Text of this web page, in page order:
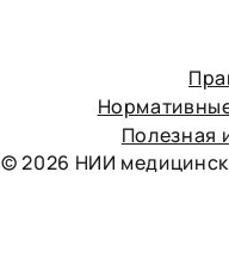
Полезная
© 2026 НИИ